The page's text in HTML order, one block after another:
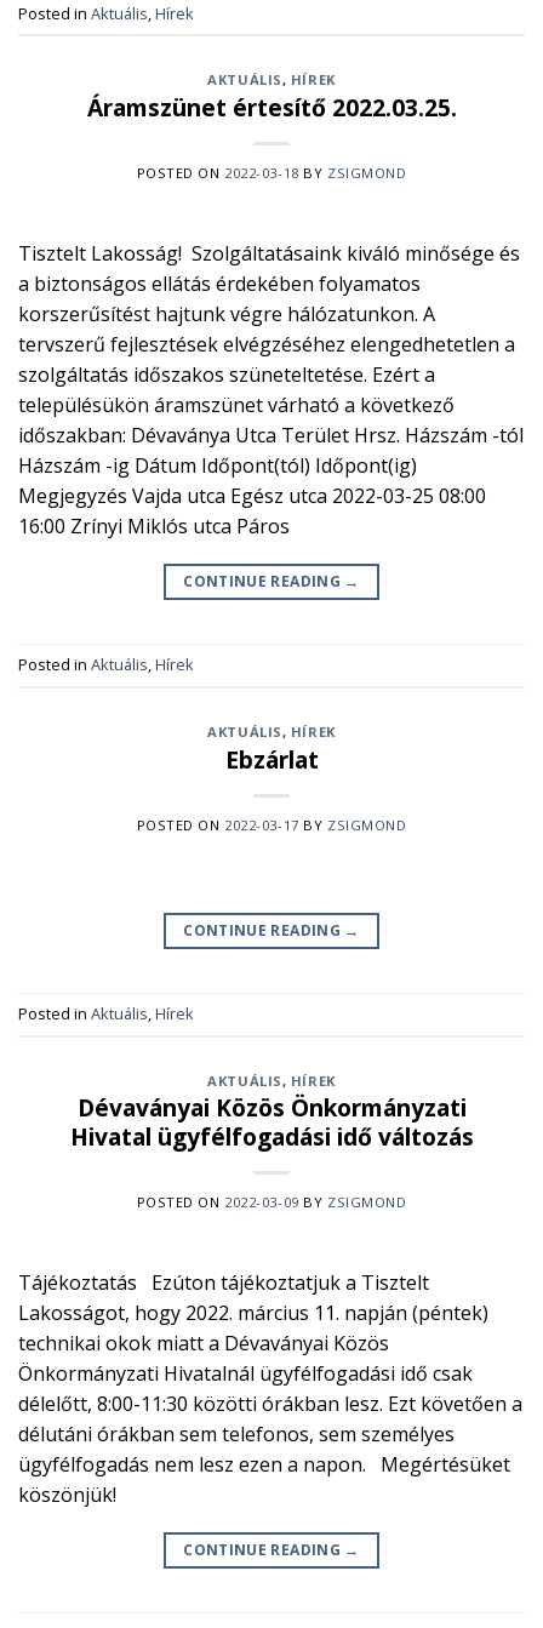
Posted in Aktuális,Hírek
AKTUÁLIS, HÍREK
Áramszünet értesítő 2022.03.25.
POSTED ON 2022-03-18 BY ZSIGMOND
Tisztelt Lakosság! Szolgáltatásaink kiváló minősége és
a biztonságos ellátás érdekében folyamatos
korszerűsítést hajtunk végre hálózatunkon. A
tervszerű fejlesztések elvégzéséhez elengedhetetlen a
szolgáltatás időszakos szüneteltetése. Ezért a
településükön áramszünet várható a következő
időszakban: Dévaványa Utca Terület Hrsz. Házszám -tól
Házszám -ig Dátum Időpont(tól) Időpont(ig)
Megjegyzés Vajda utca Egész utca 2022-03-25 08:00
16:00 Zrínyi Miklós utca Páros
CONTINUE READING →
Posted in Aktuális,Hírek
AKTUÁLIS, HÍREK
Ebzárlat
POSTED ON 2022-03-17 BY ZSIGMOND
CONTINUE READING →
Posted in Aktuális,Hírek
AKTUÁLIS, HÍREK
Dévaványai Közös Önkormányzati
Hivatal ügyfélfogadási idő változás
POSTED ON 2022-03-09 BY ZSIGMOND
Tájékoztatás Ezúton tájékoztatjuk a Tisztelt
Lakosságot, hogy 2022. március 11. napján (péntek)
technikai okok miatt a Dévaványai Közös
Önkormányzati Hivatalnál ügyfélfogadási idő csak
délelőtt, 8:00-11:30 közötti órákban lesz. Ezt követően a
délutáni órákban sem telefonos, sem személyes
ügyfélfogadás nem lesz ezen a napon. Megértésüket
köszönjük!
CONTINUE READING →